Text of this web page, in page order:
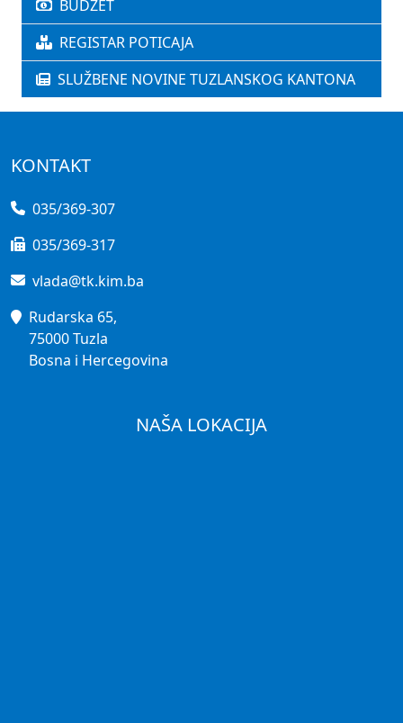
BUDŽET
REGISTAR POTICAJA
SLUŽBENE NOVINE TUZLANSKOG KANTONA
KONTAKT
035/369-307
035/369-317
vlada@tk.kim.ba
Rudarska 65,
75000 Tuzla
Bosna i Hercegovina
NAŠA LOKACIJA